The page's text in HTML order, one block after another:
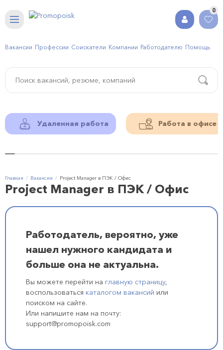
0
Вакансии Профессии Соискатели Компании Работодателю Помощь
Удаленная работа Работа в офисе
Главная Вакансии Project Manager в ПЭК / Офис
Project Manager в ПЭК / Офис
Работодатель, вероятно, уже
нашел нужного кандидата и
больше она не актуальна.
Вы можете перейти на главную страницу,
воспользоваться каталогом вакансий или
поиском на сайте.
Или напишите нам на почту:
support@promopoisk.com